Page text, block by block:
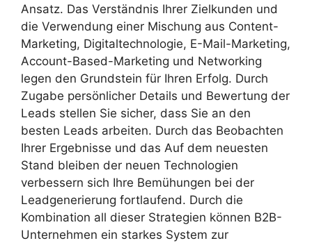
Ansatz. Das Verständnis Ihrer Zielkunden und
die Verwendung einer Mischung aus Content-
Marketing, Digitaltechnologie, E-Mail-Marketing,
Account-Based-Marketing und Networking
legen den Grundstein für Ihren Erfolg. Durch
Zugabe persönlicher Details und Bewertung der
Leads stellen Sie sicher, dass Sie an den
besten Leads arbeiten. Durch das Beobachten
Ihrer Ergebnisse und das Auf dem neuesten
Stand bleiben der neuen Technologien
verbessern sich Ihre Bemühungen bei der
Leadgenerierung fortlaufend. Durch die
Kombination all dieser Strategien können B2B-
Unternehmen ein starkes System zur